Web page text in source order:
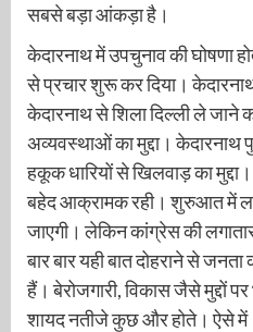
सबसे बड़ा आंकड़ा है।
केदारनाथ में उपचुनाव की घोषणा
से प्रचार शुरू कर दिया। केदारनाथ
केदारनाथ से शिला दिल्ली ले जाने
अव्यवस्थाओं का मुद्दा। केदारनाथ
हकूक धारियों से खिलवाड़ का
बहेद आक्रामक रही। शुरुआत में
जाएगी। लेकिन कांग्रेस की
बार बार यही बात दोहराने से
हैं। बेरोजगारी, विकास जैसे मुद्दों
शायद नतीजे कुछ और होते। ऐसे में